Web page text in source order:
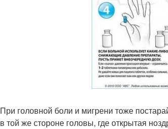
При головной боли и мигрени тоже
в той же стороне головы, где открытая